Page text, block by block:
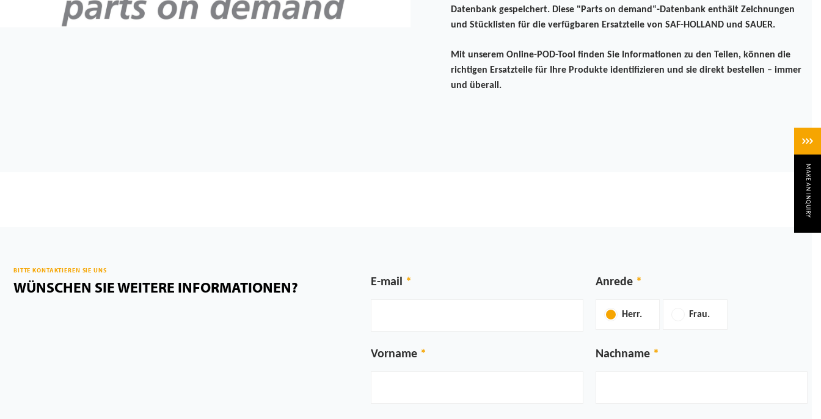
Datenbank gespeichert. Diese "Parts on demand“-Datenbank enthält Zeichnungen
und Stücklisten für die verfügbaren Ersatzteile von SAF-HOLLAND und SAUER.
Mit unserem Online-POD-Tool finden Sie Informationen zu den Teilen, können die
richtigen Ersatzteile für Ihre Produkte identifizieren und sie direkt bestellen – immer
und überall.
BITTE KONTAKTIEREN SIE UNS
WÜNSCHEN SIE WEITERE INFORMATIONEN? E-mail Anrede
Herr. Frau.
Vorname Nachname
MAKE AN INQUIRY